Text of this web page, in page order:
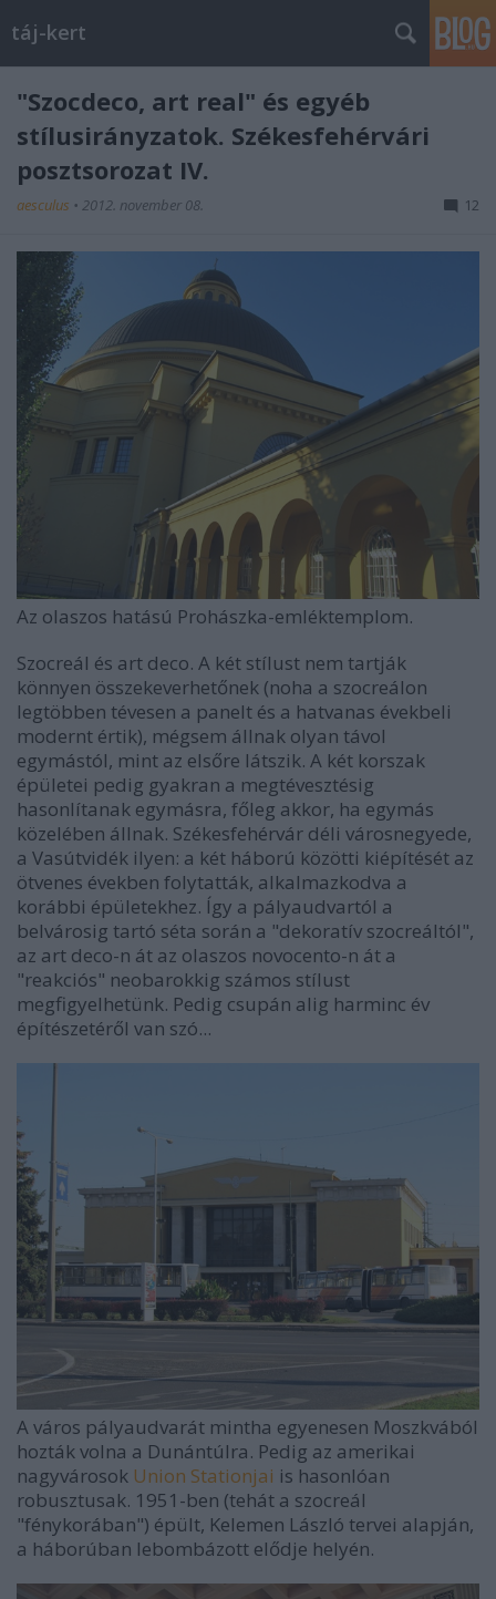
táj-kert
"Szocdeco, art real" és egyéb
stílusirányzatok. Székesfehérvári
posztsorozat IV.
aesculus • 2012. november 08. 12
Az olaszos hatású Prohászka-emléktemplom.
Szocreál és art deco. A két stílust nem tartják
könnyen összekeverhetőnek (noha a szocreálon
legtöbben tévesen a panelt és a hatvanas évekbeli
modernt értik), mégsem állnak olyan távol
egymástól, mint az elsőre látszik. A két korszak
épületei pedig gyakran a megtévesztésig
hasonlítanak egymásra, főleg akkor, ha egymás
közelében állnak. Székesfehérvár déli városnegyede,
a Vasútvidék ilyen: a két háború közötti kiépítését az
ötvenes években folytatták, alkalmazkodva a
korábbi épületekhez. Így a pályaudvartól a
belvárosig tartó séta során a "dekoratív szocreáltól",
az art deco-n át az olaszos novocento-n át a
"reakciós" neobarokkig számos stílust
megfigyelhetünk. Pedig csupán alig harminc év
építészetéről van szó...
A város pályaudvarát mintha egyenesen Moszkvából
hozták volna a Dunántúlra. Pedig az amerikai
nagyvárosok Union Stationjai is hasonlóan
robusztusak. 1951-ben (tehát a szocreál
"fénykorában") épült, Kelemen László tervei alapján,
a háborúban lebombázott elődje helyén.